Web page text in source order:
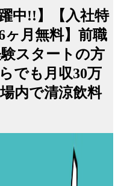
中!!】【入社特
ヶ月無料】前職
スタートの方
でも月収30万
内で清涼飲料